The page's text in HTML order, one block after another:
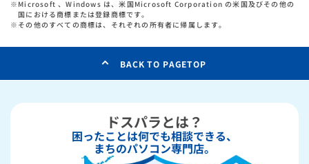
※ Microsoft 、Windows は、米国Microsoft Corporation の米国及びその他の
国における商標または登録商標です。
※ その他のすべての商標は、それぞれの所有者に帰属します。
BACK TO PAGETOP
ドスパラとは？
困ったことは何でも相談できる、
まちのパソコン専門店。